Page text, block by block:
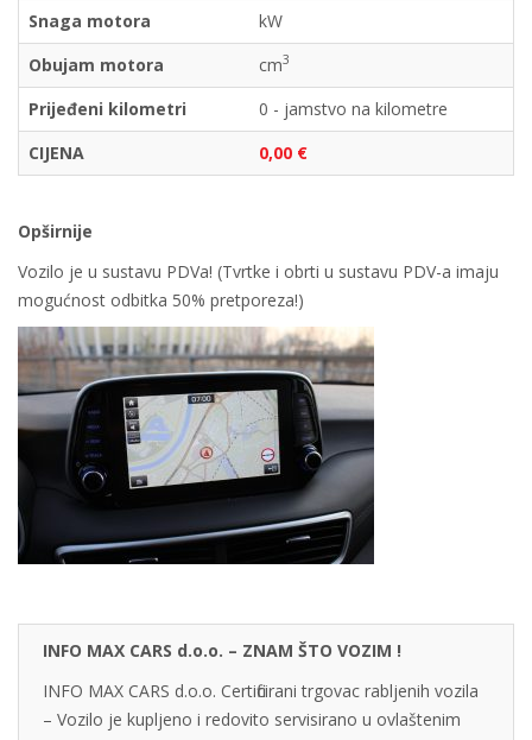
Snaga motora
kW
Obujam motora
cm3
Prijeđeni kilometri
0 - jamstvo na kilometre
CIJENA
0,00 €
Opširnije
Vozilo je u sustavu PDVa! (Tvrtke i obrti u sustavu PDV-a imaju
mogućnost odbitka 50% pretporeza!)
INFO MAX CARS d.o.o. – ZNAM ŠTO VOZIM !
INFO MAX CARS d.o.o. Certificirani trgovac rabljenih vozila
– Vozilo je kupljeno i redovito servisirano u ovlaštenim